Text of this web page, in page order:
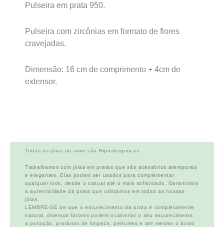
Pulseira em prata 950.
Pulseira com zircônias em formato de flores
cravejadas.
Dimensão: 16 cm de comprimento + 4cm de
extensor.
Todas as jóias da aime são Hipoalerginicas
Trabalhamos com jóias em pratas que são acessórios atemporais
e elegantes. Elas podem ser usados para complementar
qualquer look, desde o casual até o mais sofisticado. Garantimos
a autenticidade da prata que utilizamos em todas as nossas
jóias.
LEMBRE-SE de que o escurecimento da prata é completamente
natural, diversos fatores podem ocasionar o seu escurecimento,
a poluição, produtos de limpeza, perfumes e ate mesmo o ácido